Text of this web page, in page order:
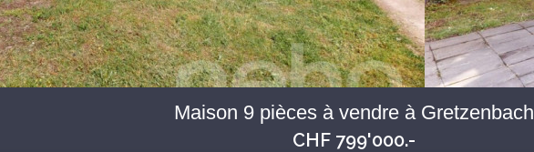
Maison 9 pièces à vendre à Gretzenbach
CHF 799'000.-